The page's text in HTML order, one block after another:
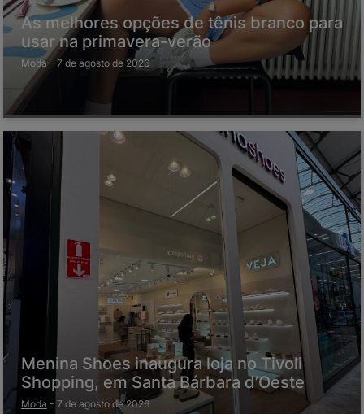
As melhores opções de tênis branco para
usar na primavera-verão
Moda - 7 de agosto de 2026
Menina Shoes inaugura loja no Tivoli
Shopping, em Santa Bárbara d’Oeste
Moda - 7 de agosto de 2026